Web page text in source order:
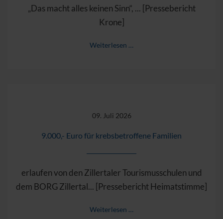
„Das macht alles keinen Sinn“, ... [Pressebericht
Krone]
Weiterlesen …
09. Juli 2026
9.000,- Euro für krebsbetroffene Familien
erlaufen von den Zillertaler Tourismusschulen und
dem BORG Zillertal... [Pressebericht Heimatstimme]
Weiterlesen …